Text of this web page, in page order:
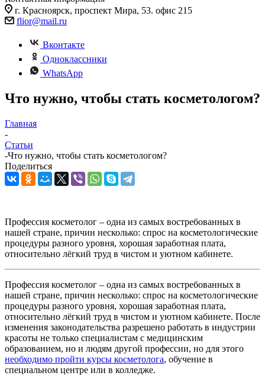
г. Красноярск, проспект Мира, 53. офис 215
flior@mail.ru
Вконтакте
Одноклассники
WhatsApp
Что нужно, чтобы стать косметологом?
Главная
-
Статьи
-Что нужно, чтобы стать косметологом?
Поделиться
Профессия косметолог – одна из самых востребованных в
нашей стране, причин несколько: спрос на косметологические
процедуры разного уровня, хорошая заработная плата,
относительно лёгкий труд в чистом и уютном кабинете.
Профессия косметолог – одна из самых востребованных в
нашей стране, причин несколько: спрос на косметологические
процедуры разного уровня, хорошая заработная плата,
относительно лёгкий труд в чистом и уютном кабинете. После
изменения законодательства разрешено работать в индустрии
красоты не только специалистам с медицинским
образованием, но и людям другой профессии, но для этого
необходимо пройти курсы косметолога, обучение в
специальном центре или в колледже.